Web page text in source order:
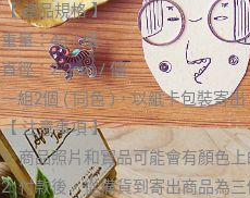
【 產品規格 】
重量：4g / 組
直徑：2.2cm / 個
一組2個 ( 同色 )，以紙卡包裝寄
【 注意事項 】
1.商品照片和實品可能會有顏色
2.付款後，從備貨到寄出商品為